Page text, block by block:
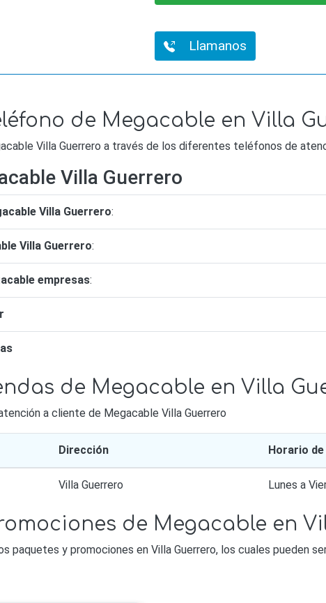
Llamanos
de Megacable en Villa
Villa Guerrero a través de los diferentes teléfonos de
Villa Guerrero
Villa Guerrero:
Villa Guerrero:
empresas:
de Megacable en Villa
a cliente de Megacable Villa Guerrero
Dirección Horario
Villa Guerrero Lunes a
de Megacable en
paquetes y promociones en Villa Guerrero, los cuales pueden